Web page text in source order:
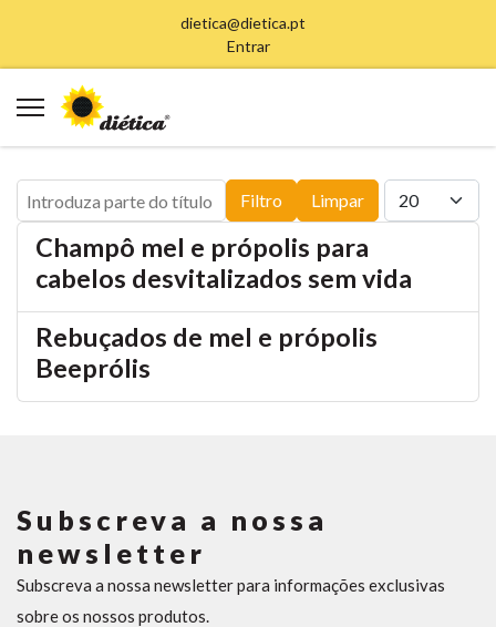
dietica@dietica.pt
Entrar
Introduza parte do título Filtro Limpar Qtd. a exibir
Champô mel e própolis para
cabelos desvitalizados sem vida
Rebuçados de mel e própolis
Beeprólis
Subscreva a nossa
newsletter
Subscreva a nossa newsletter para informações exclusivas
sobre os nossos produtos.